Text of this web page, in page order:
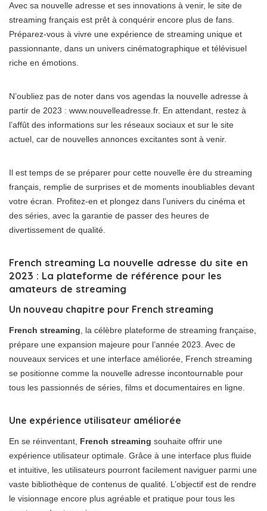
Avec sa nouvelle adresse et ses innovations à venir, le site de
streaming français est prêt à conquérir encore plus de fans.
Préparez-vous à vivre une expérience de streaming unique et
passionnante, dans un univers cinématographique et télévisuel
riche en émotions.
N’oubliez pas de noter dans vos agendas la nouvelle adresse à
partir de 2023 : www.nouvelleadresse.fr. En attendant, restez à
l’affût des informations sur les réseaux sociaux et sur le site
actuel, car de nouvelles annonces excitantes sont à venir.
Il est temps de se préparer pour cette nouvelle ère du streaming
français, remplie de surprises et de moments inoubliables devant
votre écran. Profitez-en et plongez dans l’univers du cinéma et
des séries, avec la garantie de passer des heures de
divertissement de qualité.
French streaming La nouvelle adresse du site en
2023 : La plateforme de référence pour les
amateurs de streaming
Un nouveau chapitre pour French streaming
French streaming , la célèbre plateforme de streaming française,
prépare une expansion majeure pour l’année 2023. Avec de
nouveaux services et une interface améliorée, French streaming
se positionne comme la nouvelle adresse incontournable pour
tous les passionnés de séries, films et documentaires en ligne.
Une expérience utilisateur améliorée
En se réinventant, French streaming souhaite offrir une
expérience utilisateur optimale. Grâce à une interface plus fluide
et intuitive, les utilisateurs pourront facilement naviguer parmi une
vaste bibliothèque de contenus de qualité. L’objectif est de rendre
le visionnage encore plus agréable et pratique pour tous les